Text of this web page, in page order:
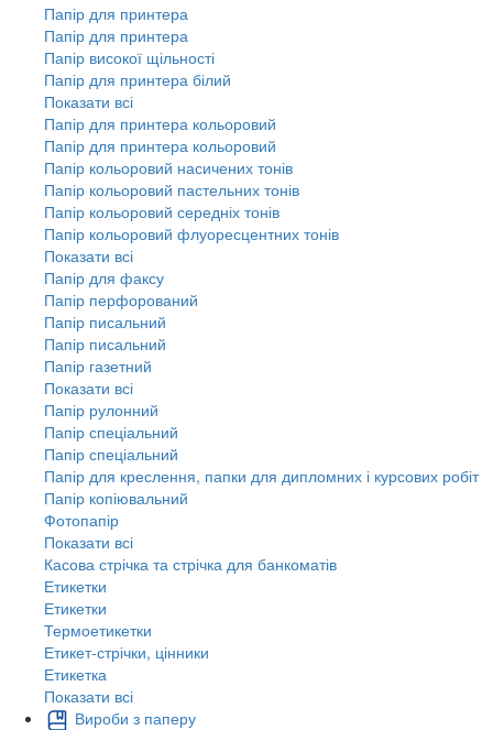
Папір для принтера
Папір для принтера
Папір високої щільності
Папір для принтера білий
Показати всі
Папір для принтера кольоровий
Папір для принтера кольоровий
Папір кольоровий насичених тонів
Папір кольоровий пастельних тонів
Папір кольоровий середніх тонів
Папір кольоровий флуоресцентних тонів
Показати всі
Папір для факсу
Папір перфорований
Папір писальний
Папір писальний
Папір газетний
Показати всі
Папір рулонний
Папір спеціальний
Папір спеціальний
Папір для креслення, папки для дипломних і курсових робіт
Папір копіювальний
Фотопапір
Показати всі
Касова стрічка та стрічка для банкоматів
Етикетки
Етикетки
Термоетикетки
Етикет-стрічки, цінники
Етикетка
Показати всі
Вироби з паперу